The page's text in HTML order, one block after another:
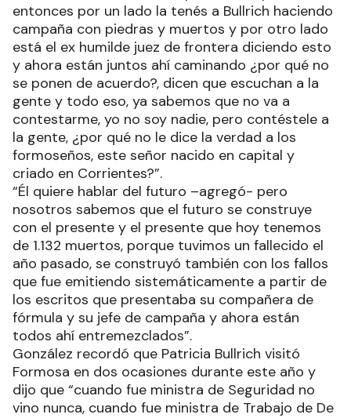
entonces por un lado la tenés a Bullrich haciendo
campaña con piedras y muertos y por otro lado
está el ex humilde juez de frontera diciendo esto
y ahora están juntos ahí caminando ¿por qué no
se ponen de acuerdo?, dicen que escuchan a la
gente y todo eso, ya sabemos que no va a
contestarme, yo no soy nadie, pero contéstele a
la gente, ¿por qué no le dice la verdad a los
formoseños, este señor nacido en capital y
criado en Corrientes?”.
“Él quiere hablar del futuro –agregó- pero
nosotros sabemos que el futuro se construye
con el presente y el presente que hoy tenemos
de 1.132 muertos, porque tuvimos un fallecido el
año pasado, se construyó también con los fallos
que fue emitiendo sistemáticamente a partir de
los escritos que presentaba su compañera de
fórmula y su jefe de campaña y ahora están
todos ahí entremezclados”.
González recordó que Patricia Bullrich visitó
Formosa en dos ocasiones durante este año y
dijo que “cuando fue ministra de Seguridad no
vino nunca, cuando fue ministra de Trabajo de De